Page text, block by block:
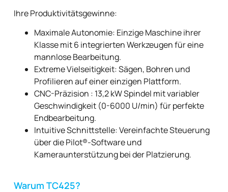
Ihre Produktivitätsgewinne:
Maximale Autonomie: Einzige Maschine ihrer
Klasse mit 6 integrierten Werkzeugen für eine
mannlose Bearbeitung.
Extreme Vielseitigkeit: Sägen, Bohren und
Profilieren auf einer einzigen Plattform.
CNC-Präzision : 13,2 kW Spindel mit variabler
Geschwindigkeit (0-6000 U/min) für perfekte
Endbearbeitung.
Intuitive Schnittstelle: Vereinfachte Steuerung
über die Pilot®-Software und
Kameraunterstützung bei der Platzierung.
Warum TC425?